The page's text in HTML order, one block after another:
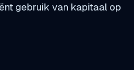
gebruik van kapitaal op